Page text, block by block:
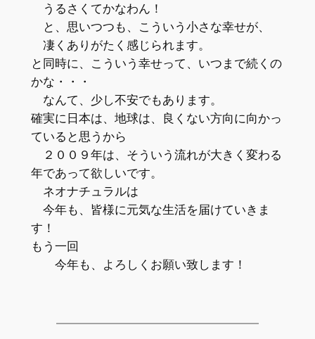
うるさくてかなわん！
と、思いつつも、こういう小さな幸せが、
凄くありがたく感じられます。
と同時に、こういう幸せって、いつまで続くの
かな・・・
なんて、少し不安でもあります。
確実に日本は、地球は、良くない方向に向かっ
ていると思うから
２００９年は、そういう流れが大きく変わる
年であって欲しいです。
ネオナチュラルは
今年も、皆様に元気な生活を届けていきま
す！
もう一回
今年も、よろしくお願い致します！